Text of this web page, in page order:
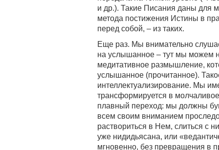
и др.). Такие Писания даны для
метода постижения Истины в
перед собой, – из таких.
Еще раз. Мы внимательно
на услышанное – тут мы можем
медитативное размышление,
услышанное (прочитанное).
интеллектуализирование. Мы
трансформируется в
плавный переход: мы должны
всем своим вниманием
раствориться в Нем, слиться с
уже нидидьясана, или
мгновенно, без превращения в